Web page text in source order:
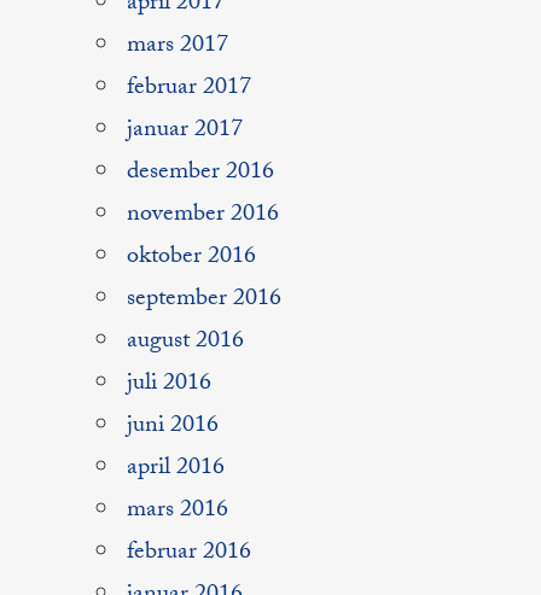
mars 2017
februar 2017
januar 2017
desember 2016
november 2016
oktober 2016
september 2016
august 2016
juli 2016
juni 2016
april 2016
mars 2016
februar 2016